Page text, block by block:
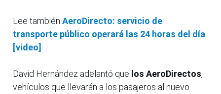
Lee también AeroDirecto: servicio de
transporte público operará las 24 horas del día
[video]
David Hernández adelantó que los AeroDirectos,
vehículos que llevarán a los pasajeros al nuevo